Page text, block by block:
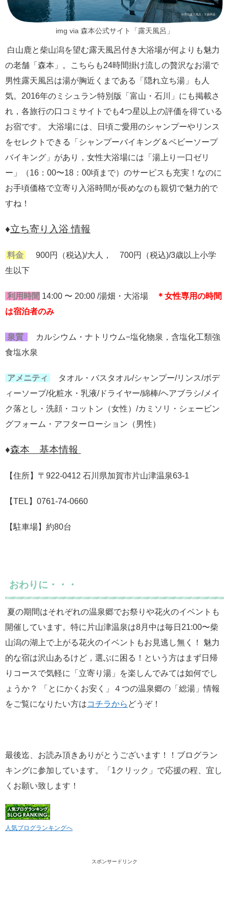
img via 森本公式サイト「露天風呂」
白山鹿と柴山潟を望む露天風呂付き大浴場が何よりも魅力
の老舗「森本」。こちらも24時間掛け流しの贅沢なお湯で
男性露天風呂は湯が胸近くまである「隠れ立ち湯」も人
気。2016年のミシュラン特別版「富山・石川」にも掲載さ
れ，各旅行の口コミサイトでも4つ星以上の評価を得ている
お宿です。 大浴場には、日頃ご愛用のシャンプーやリンス
をセレクトできる「シャンプーバイキング＆ベビーソープ
バイキング」があり，女性大浴場には「湯上り一口ゼリ
ー」（16：00〜18：00頃まで）のサービスも充実！なのに
お手頃価格で立寄り入浴時間が長めなのも親切で魅力的で
すね！
♦立ち寄り入浴 情報
料金
900円（税込)/大人， 700円（税込)/3歳以上小学
生以下
利用時間 14:00 〜 20:00 /湯畑・大浴場
＊女性専用の時間
は宿泊者のみ
泉質
カルシウム・ナトリウム−塩化物泉，含塩化工類強
食塩水泉
アメニティ タオル・バスタオル/シャンプー/リンス/ボデ
ィーソープ/化粧水・乳液/ドライヤー/綿棒/ヘアブラシ/メイ
ク落とし・洗顔・コットン（女性）/カミソリ・シェービン
グフォーム・アフターローション（男性）
♦森本 基本情報
【住所】〒922-0412 石川県加賀市片山津温泉63-1
【TEL】0761-74-0660
【駐車場】約80台
おわりに・・・
夏の期間はそれぞれの温泉郷でお祭りや花火のイベントも
開催しています。特に片山津温泉は8月中は毎日21:00〜柴
山潟の湖上で上がる花火のイベントもお見逃し無く！ 魅力
的な宿は沢山あるけど，選ぶに困る！という方はまず日帰
りコースで気軽に「立寄り湯」を楽しんでみては如何でし
ょうか？ 「とにかくお安く」４つの温泉郷の「総湯」情報
をご覧になりたい方はコチラから どうぞ！
最後迄、お読み頂きありがとうございます！！ブログラン
キングに参加しています。「1クリック」で応援の程、宜し
くお願い致します！
人気ブログランキングへ
スポンサードリンク